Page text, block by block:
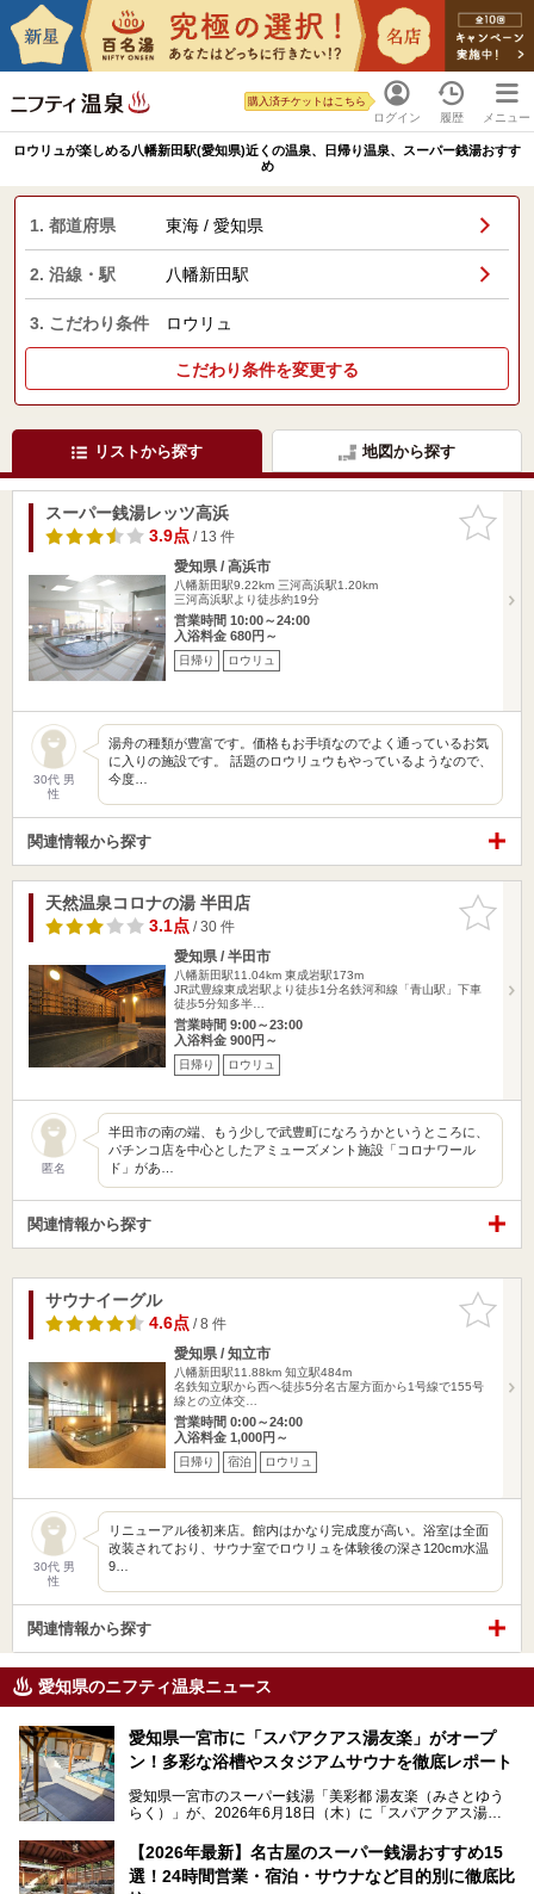
ログイン
購入済チケットはこちら
履歴 メニュー
ロウリュが楽しめる八幡新田駅(愛知県)近くの温泉、日帰り温泉、スーパー銭湯おすす
め
1. 都道府県 東海 / 愛知県
2. 沿線・駅 八幡新田駅
3. こだわり条件 ロウリュ
こだわり条件を変更する
リストから探す 地図から探す
お気に入
りに追加
スーパー銭湯レッツ高浜
3.9点/ 13 件
愛知県 / 高浜市
八幡新田駅9.22km 三河高浜駅1.20km
三河高浜駅より徒歩約19分
営業時間 10:00～24:00
入浴料金 680円～
日帰り ロウリュ
30代 男
性
湯舟の種類が豊富です。価格もお手頃なのでよく通っているお気
に入りの施設です。 話題のロウリュウもやっているようなので、
今度…
関連情報から探す
お気に入
りに追加
天然温泉コロナの湯 半田店
3.1点/ 30 件
愛知県 / 半田市
八幡新田駅11.04km 東成岩駅173m
JR武豊線東成岩駅より徒歩1分名鉄河和線「青山駅」下車
徒歩5分知多半…
営業時間 9:00～23:00
入浴料金 900円～
日帰り ロウリュ
匿名
半田市の南の端、もう少しで武豊町になろうかというところに、
パチンコ店を中心としたアミューズメント施設「コロナワール
ド」があ…
関連情報から探す
お気に入
りに追加
サウナイーグル
4.6点/ 8 件
愛知県 / 知立市
八幡新田駅11.88km 知立駅484m
名鉄知立駅から西へ徒歩5分名古屋方面から1号線で155号
線との立体交…
営業時間 0:00～24:00
入浴料金 1,000円～
日帰り 宿泊 ロウリュ
30代 男
性
リニューアル後初来店。館内はかなり完成度が高い。浴室は全面
改装されており、サウナ室でロウリュを体験後の深さ120cm水温
9…
関連情報から探す
愛知県のニフティ温泉ニュース
愛知県一宮市に「スパアクアス湯友楽」がオープ
ン！多彩な浴槽やスタジアムサウナを徹底レポート
愛知県一宮市のスーパー銭湯「美彩都 湯友楽（みさとゆう
らく）」が、2026年6月18日（木）に「スパアクアス湯友
この地で30年にわたり愛され続けてきた施設だからこそ、
地元住民をはじめオープンを待ちわびている人も多いのでは
【2026年最新】名古屋のスーパー銭湯おすすめ15
選！24時間営業・宿泊・サウナなど目的別に徹底比